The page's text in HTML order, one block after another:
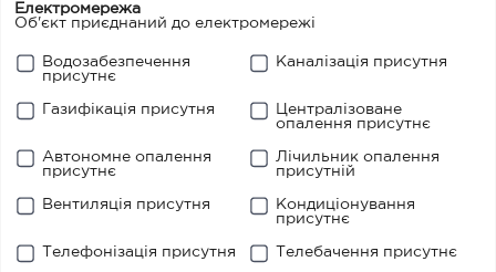
Електромережа
Об'єкт приєднаний до електромережі
Водозабезпечення
присутнє
Каналізація присутня
Газифікація присутня
Централізоване
опалення присутнє
Автономне опалення
присутнє
Лічильник опалення
присутній
Вентиляція присутня
Кондиціонування
присутнє
Телефонізація присутня Телебачення присутнє